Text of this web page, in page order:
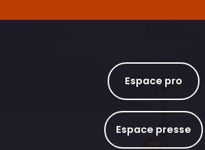
Espace pro
Espace presse